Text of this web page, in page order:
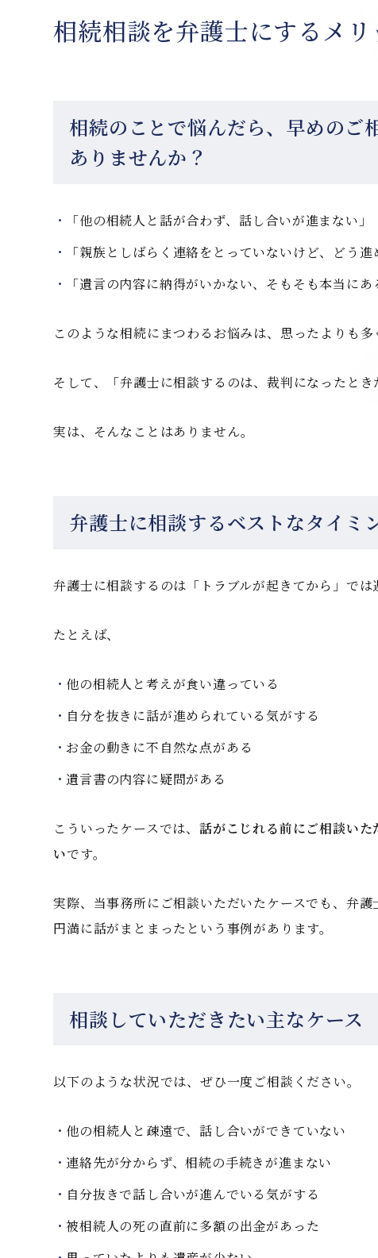
相続相談を弁護士にするメ
相続のことで悩んだら、早めのご
ありませんか？
「他の相続人と話が合わず、話し合いが進まない」
「親族としばらく連絡をとっていないけど、どう進
「遺言の内容に納得がいかない、そもそも本当にあ
このような相続にまつわるお悩みは、思ったよりも多
そして、「弁護士に相談するのは、裁判になったと
実は、そんなことはありません。
弁護士に相談するベストなタイミ
弁護士に相談するのは「トラブルが起きてから」では
たとえば、
他の相続人と考えが食い違っている
自分を抜きに話が進められている気がする
お金の動きに不自然な点がある
遺言書の内容に疑問がある
こういったケースでは、話がこじれる前にご相談い
いです。
実際、当事務所にご相談いただいたケースでも、弁
円満に話がまとまったという事例があります。
相談していただきたい主なケース
以下のような状況では、ぜひ一度ご相談ください。
他の相続人と疎遠で、話し合いができていない
連絡先が分からず、相続の手続きが進まない
自分抜きで話し合いが進んでいる気がする
被相続人の死の直前に多額の出金があった